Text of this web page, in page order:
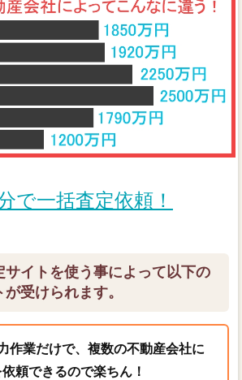
で一括査定依頼！
サイトを使う事によって以下の
受けられます。
作業だけで、複数の不動産会社に
頼できるので楽ちん！